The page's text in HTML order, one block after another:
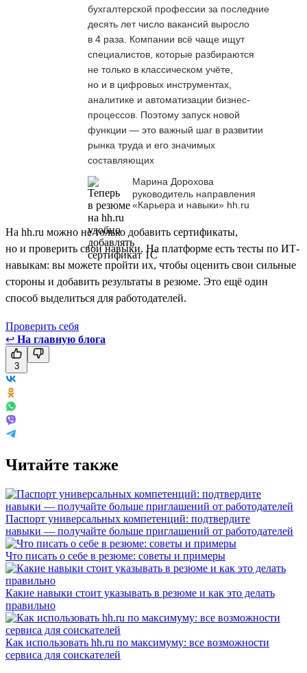
бухгалтерской профессии за последние
десять лет число вакансий выросло
в 4 раза. Компании всё чаще ищут
специалистов, которые разбираются
не только в классическом учёте,
но и в цифровых инструментах,
аналитике и автоматизации бизнес-
процессов. Поэтому запуск новой
функции — это важный шаг в развитии
рынка труда и его значимых
составляющих
Марина Дорохова
руководитель направления
«Карьера и навыки» hh.ru
На hh.ru можно не только добавить сертификаты,
но и проверить свои навыки. На платформе есть тесты по ИТ-
навыкам: вы можете пройти их, чтобы оценить свои сильные
стороны и добавить результаты в резюме. Это ещё один
способ выделиться для работодателей.
Проверить себя
↩ На главную блога
3
Читайте также
Паспорт универсальных компетенций: подтвердите
навыки — получайте больше приглашений от работодателей
Что писать о себе в резюме: советы и примеры
Какие навыки стоит указывать в резюме и как это делать
правильно
Как использовать hh.ru по максимуму: все возможности
сервиса для соискателей